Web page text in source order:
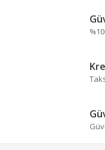
Ürün
Ürün fiyatı
Bu ürüne